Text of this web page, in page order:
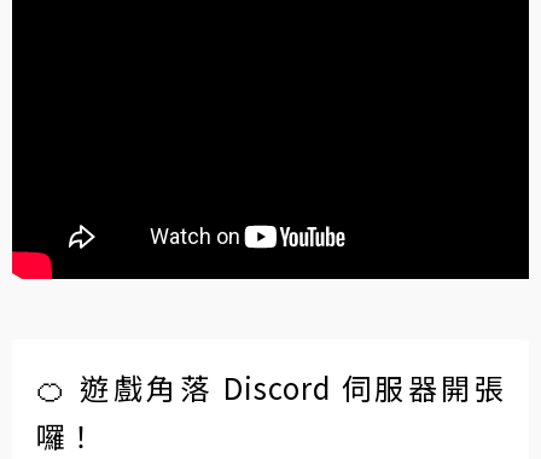
🍊 遊戲角落 Discord 伺服器開張
囉！